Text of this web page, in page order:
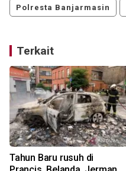
Polresta Banjarmasin
Terkait
Tahun Baru rusuh di